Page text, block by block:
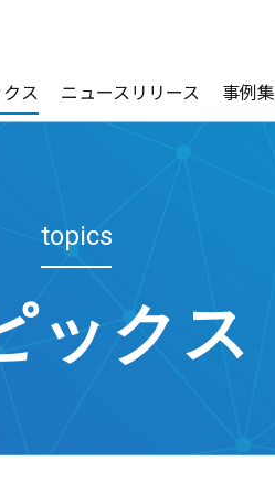
クス ニュースリリース 事例集
topics
ックス